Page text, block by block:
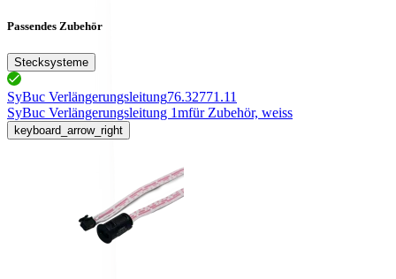
Passendes Zubehör
Stecksysteme
SyBuc Verlängerungsleitung76.32771.11
SyBuc Verlängerungsleitung 1mfür Zubehör, weiss
keyboard_arrow_right